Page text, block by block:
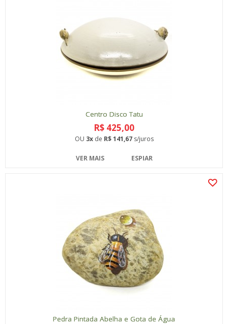
Centro Disco Tatu
R$ 425,00
OU 3xde R$ 141,67s/juros
VER MAIS ESPIAR
Pedra Pintada Abelha e Gota de Água